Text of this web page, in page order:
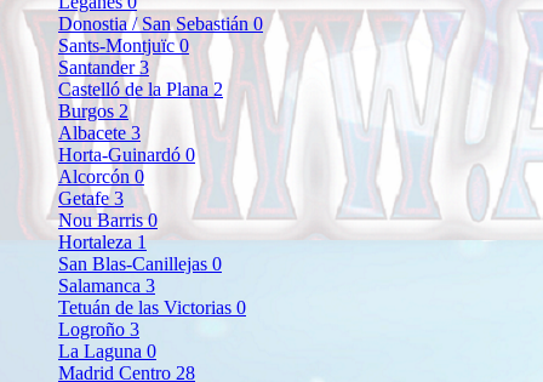
Donostia / San Sebastián0
Sants-Montjuïc0
Santander3
Castelló de la Plana 2
Burgos 2
Albacete3
Horta-Guinardó 0
Alcorcón 0
Getafe3
Nou Barris0
Hortaleza1
San Blas-Canillejas 0
Salamanca 3
Tetuán de las Victorias 0
Logroño 3
La Laguna 0
Madrid Centro 28